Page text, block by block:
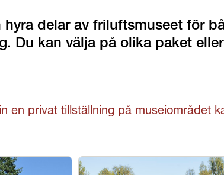
delar av friluftsmuseet för
Du kan välja på olika paket
en privat tillställning på museiområdet